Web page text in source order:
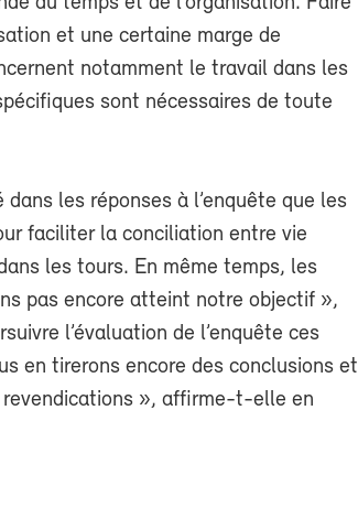
et une certaine marge de
notamment le travail dans les
sont nécessaires de toute
les réponses à l’enquête que les
faciliter la conciliation entre vie
les tours. En même temps, les
pas encore atteint notre objectif »,
l’évaluation de l’enquête ces
en tirerons encore des conclusions et
revendications », affirme-t-elle en